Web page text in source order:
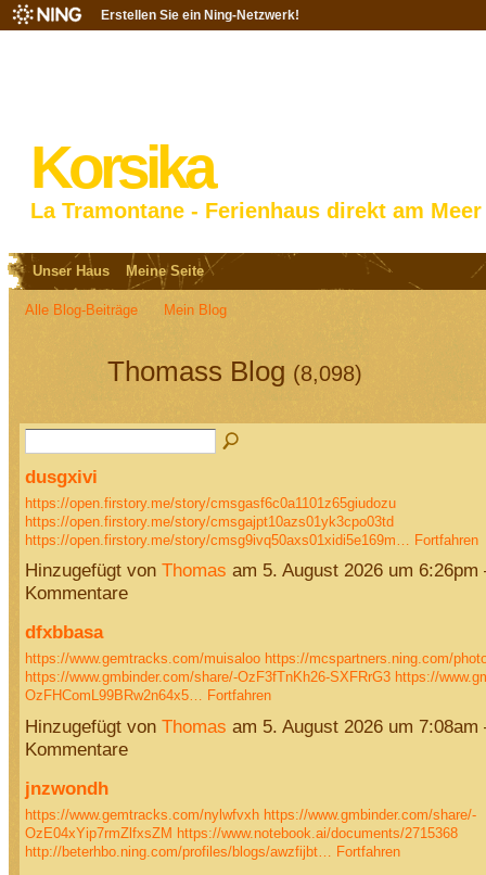
Erstellen Sie ein Ning-Netzwerk!
Korsika
La Tramontane - Ferienhaus direkt am Meer
Unser Haus Meine Seite
Alle Blog-Beiträge Mein Blog
Thomass Blog (8,098)
dusgxivi
https://open.firstory.me/story/cmsgasf6c0a1101z65giudozu
https://open.firstory.me/story/cmsgajpt10azs01yk3cpo03td
https://open.firstory.me/story/cmsg9ivq50axs01xidi5e169m…
Fortfahren
Hinzugefügt von Thomas am 5. August 2026 um
Kommentare
dfxbbasa
https://www.gemtracks.com/muisaloo https://mcspartners.ning.com/
https://www.gmbinder.com/share/-OzF3fTnKh26-SXFRrG3 https://
OzFHComL99BRw2n64x5… Fortfahren
Hinzugefügt von Thomas am 5. August 2026 um
Kommentare
jnzwondh
https://www.gemtracks.com/nylwfvxh https://www.gmbinder.com/share/-
OzE04xYip7rmZlfxsZM https://www.notebook.ai/documents/2715368
http://beterhbo.ning.com/profiles/blogs/awzfijbt… Fortfahren